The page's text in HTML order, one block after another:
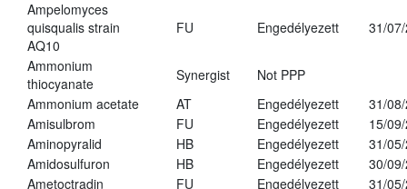
Ampelomyces
quisqualis strain
AQ10
FU Engedélyezett 31/
Ammonium
thiocyanate
Synergist
Not PPP
Ammonium acetate
AT Engedélyezett
31/
Amisulbrom
FU Engedélyezett
15/
Aminopyralid
HB Engedélyezett
31/
Amidosulfuron
HB Engedélyezett
30/
Ametoctradin
FU Engedélyezett
31/